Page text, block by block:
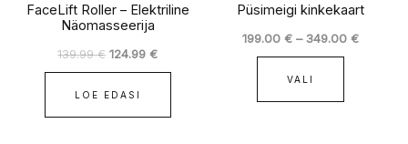
FaceLift Roller – Elektriline
Näomasseerija
139.99€ 124.99€
LOE EDASI
Püsimeigi kinkekaart
199.00 € – 349.00 €
VALI